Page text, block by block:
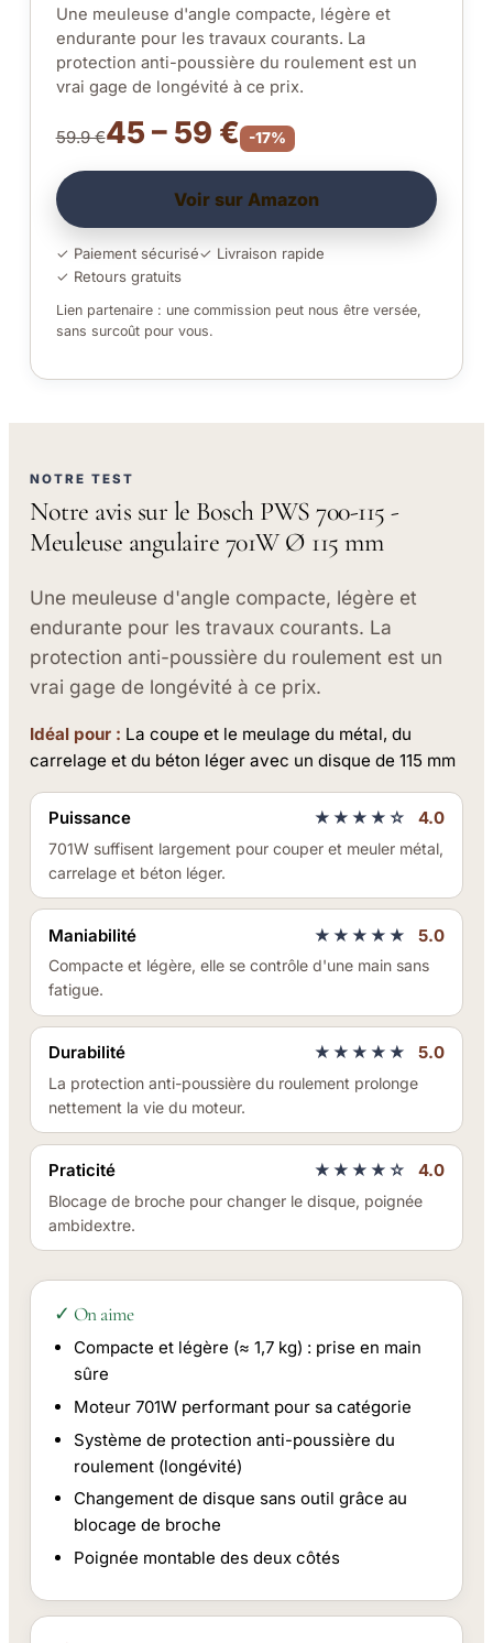
Une meuleuse d'angle compacte, légère et
endurante pour les travaux courants. La
protection anti-poussière du roulement est un
vrai gage de longévité à ce prix.
59.9 €45 – 59 € -17%
Voir sur Amazon
✓ Paiement sécurisé✓ Livraison rapide
✓ Retours gratuits
Lien partenaire : une commission peut nous être versée,
sans surcoût pour vous.
NOTRE TEST
Notre avis sur le Bosch PWS 700-115 -
Meuleuse angulaire 701W Ø 115 mm
Une meuleuse d'angle compacte, légère et
endurante pour les travaux courants. La
protection anti-poussière du roulement est un
vrai gage de longévité à ce prix.
Idéal pour : La coupe et le meulage du métal, du
carrelage et du béton léger avec un disque de 115 mm
Puissance ★★★★☆ 4.0
701W suffisent largement pour couper et meuler métal,
carrelage et béton léger.
Maniabilité ★★★★★ 5.0
Compacte et légère, elle se contrôle d'une main sans
fatigue.
Durabilité ★★★★★ 5.0
La protection anti-poussière du roulement prolonge
nettement la vie du moteur.
Praticité ★★★★☆ 4.0
Blocage de broche pour changer le disque, poignée
ambidextre.
✓ On aime
Compacte et légère (≈ 1,7 kg) : prise en main
sûre
Moteur 701W performant pour sa catégorie
Système de protection anti-poussière du
roulement (longévité)
Changement de disque sans outil grâce au
blocage de broche
Poignée montable des deux côtés